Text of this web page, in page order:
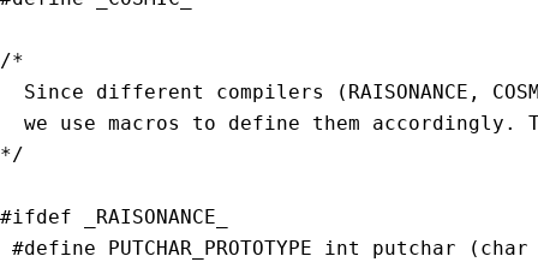
/*
Since different compilers (RAISONANCE,
we use macros to define them accordingly.
*/
#ifdef
_RAISONANCE_
#define PUTCHAR_PROTOTYPE int putchar ( char